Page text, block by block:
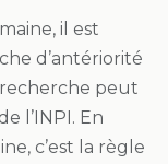
il est
d’antériorité
peut
l’INPI. En
c’est la règle